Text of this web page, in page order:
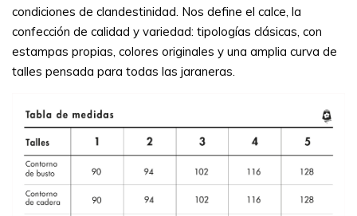
condiciones de clandestinidad. Nos define el calce, la
confección de calidad y variedad: tipologías clásicas, con
estampas propias, colores originales y una amplia curva de
talles pensada para todas las jaraneras.